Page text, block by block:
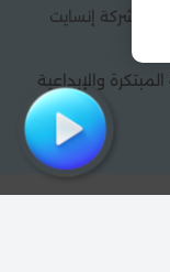
محفوظة شركة إنسايت
والإبداعية